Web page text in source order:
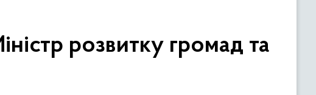
розвитку громад та